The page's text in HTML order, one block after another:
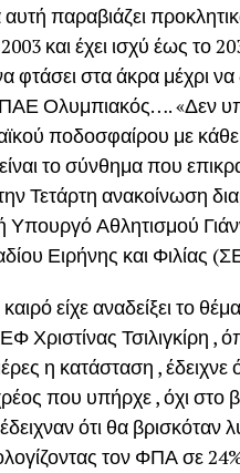
αυτή παραβιάζει
και έχει ισχύ έως το
στα άκρα μέχρι να
Ολυμπιακός…. «Δεν
ποδοσφαίρου με
το σύνθημα που
Τετάρτη ανακοίνωση
Αθλητισμού
Ειρήνης και Φιλίας
είχε αναδείξει το
Χριστίνας Τσιλιγκίρη ,
η κατάσταση ,
που υπήρχε , όχι στο
ότι θα
τον ΦΠΑ σε